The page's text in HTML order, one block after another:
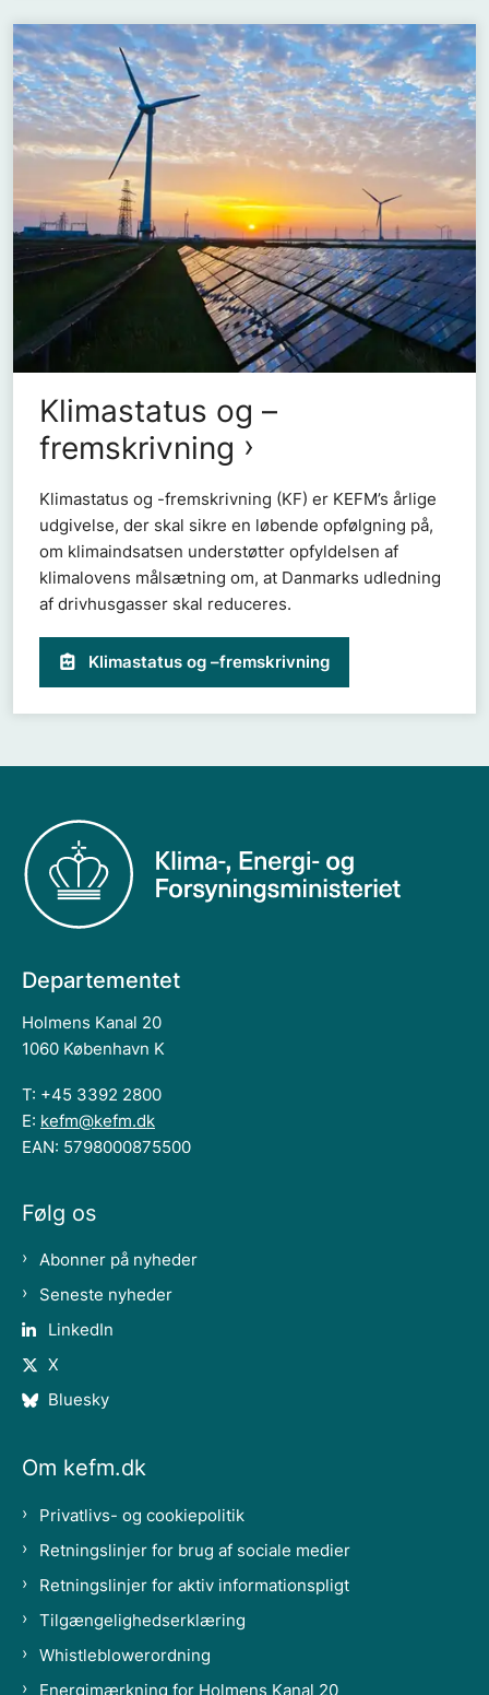
Klimastatus og –
fremskrivning
Klimastatus og -fremskrivning (KF) er KEFM’s årlige
udgivelse, der skal sikre en løbende opfølgning på,
om klimaindsatsen understøtter opfyldelsen af
klimalovens målsætning om, at Danmarks udledning
af drivhusgasser skal reduceres.
Klimastatus og –fremskrivning
Departementet
Holmens Kanal 20
1060 København K
T: +45 3392 2800
E: kefm@kefm.dk
EAN: 5798000875500
Følg os
Abonner på nyheder
Seneste nyheder
LinkedIn
X
Bluesky
Om kefm.dk
Privatlivs- og cookiepolitik
Retningslinjer for brug af sociale medier
Retningslinjer for aktiv informationspligt
Tilgængelighedserklæring
Whistleblowerordning
Energimærkning for Holmens Kanal 20